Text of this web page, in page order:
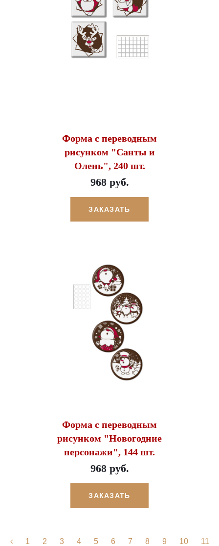
Форма с переводным
рисунком "Санты и
Олень", 240 шт.
968 руб.
ЗАКАЗАТЬ
Форма с переводным
рисунком "Новогодние
персонажи", 144 шт.
968 руб.
ЗАКАЗАТЬ
1 2 3 4 5 6 7 8 9 10
11